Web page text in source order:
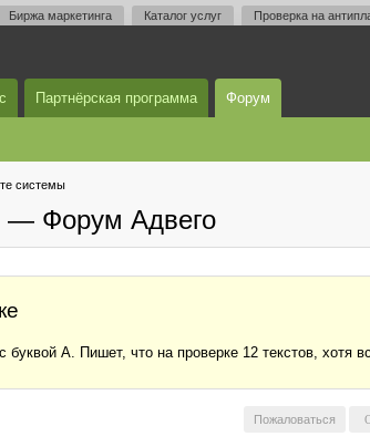
Биржа маркетинга Каталог услуг Проверка на
Партнёрская программа Форум
системы
— Форум Адвего
А. Пишет, что на проверке 12 текстов, хотя
Пожаловаться